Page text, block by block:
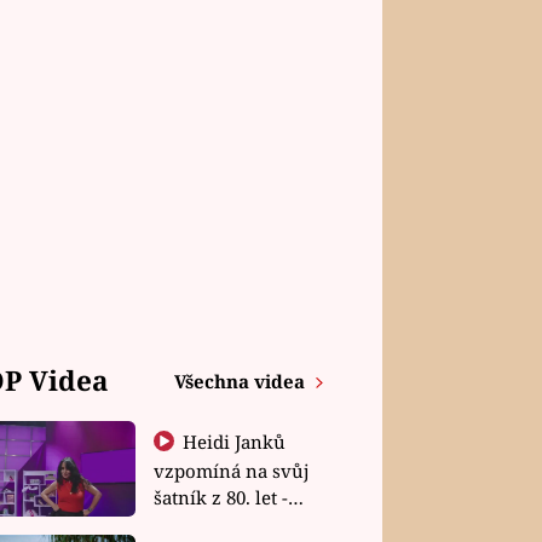
Videa Všechna videa
Heidi Janků
vzpomíná na svůj
šatník z 80. let -